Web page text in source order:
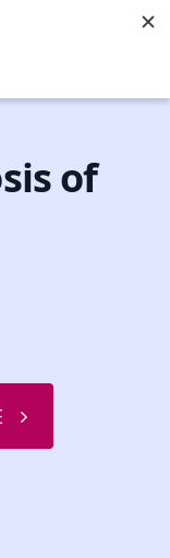
Logg inn
of